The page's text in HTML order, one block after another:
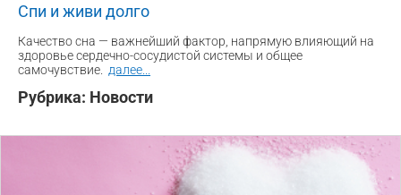
Спи и живи долго
Качество сна — важнейший фактор, напрямую влияющий на
здоровье сердечно-сосудистой системы и общее
самочувствие.
далее
Рубрика: Новости